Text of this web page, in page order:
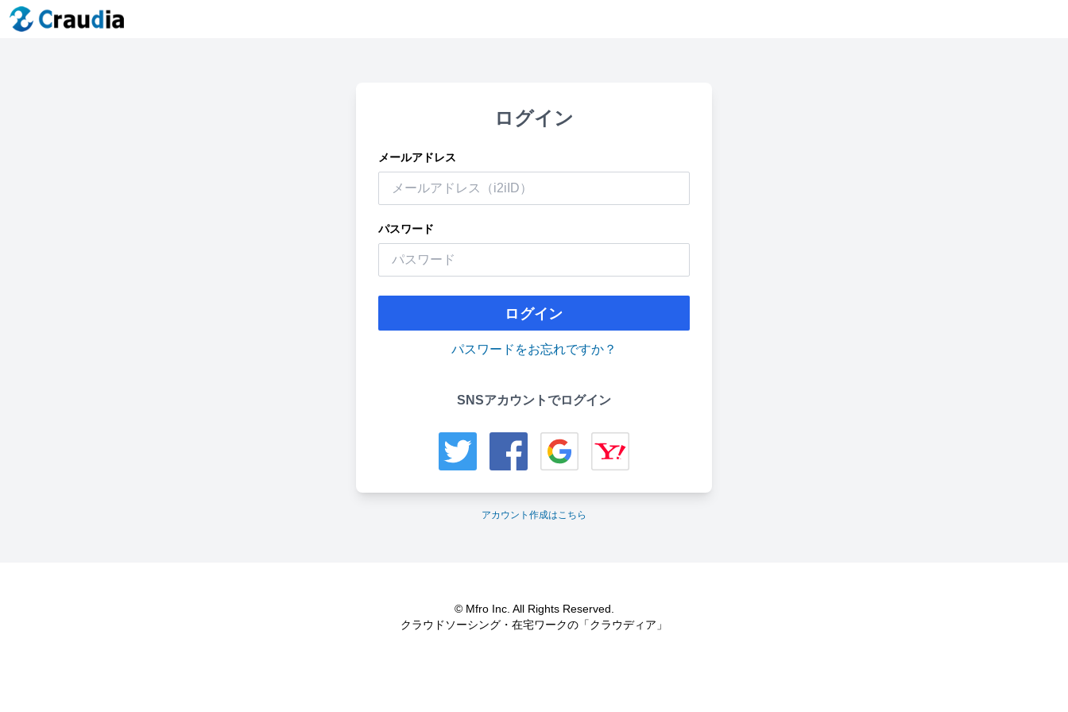
ログイン
メールアドレス
パスワード
ログイン
パスワードをお忘れですか？
SNSアカウントでログイン
アカウント作成はこちら
© Mfro Inc. All Rights Reserved.
クラウドソーシング・在宅ワークの「クラウディア」